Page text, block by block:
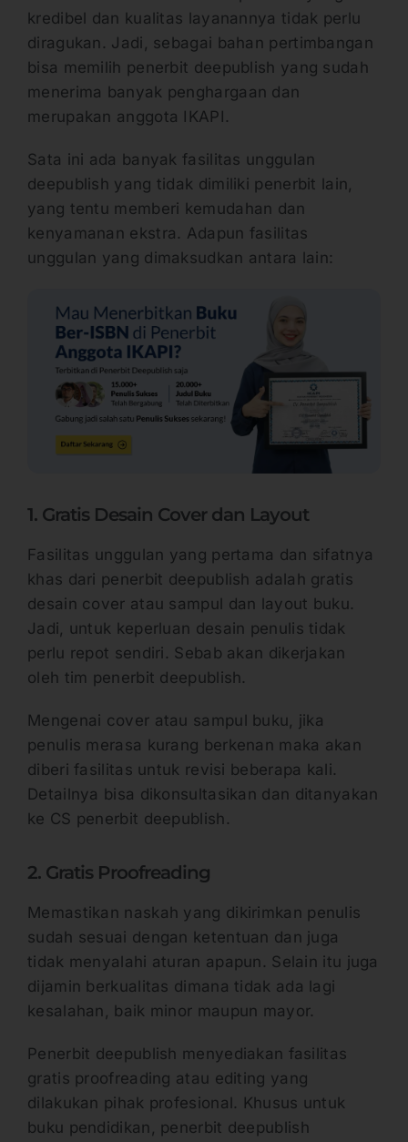
kredibel dan kualitas layanannya tidak perlu
diragukan. Jadi, sebagai bahan pertimbangan
bisa memilih penerbit deepublish yang sudah
menerima banyak penghargaan dan
merupakan anggota IKAPI.
Sata ini ada banyak fasilitas unggulan
deepublish yang tidak dimiliki penerbit lain,
yang tentu memberi kemudahan dan
kenyamanan ekstra. Adapun fasilitas
unggulan yang dimaksudkan antara lain:
1. Gratis Desain Cover dan Layout
Fasilitas unggulan yang pertama dan sifatnya
khas dari penerbit deepublish adalah gratis
desain cover atau sampul dan layout buku.
Jadi, untuk keperluan desain penulis tidak
perlu repot sendiri. Sebab akan dikerjakan
oleh tim penerbit deepublish.
Mengenai cover atau sampul buku, jika
penulis merasa kurang berkenan maka akan
diberi fasilitas untuk revisi beberapa kali.
Detailnya bisa dikonsultasikan dan ditanyakan
ke CS penerbit deepublish.
2. Gratis Proofreading
Memastikan naskah yang dikirimkan penulis
sudah sesuai dengan ketentuan dan juga
tidak menyalahi aturan apapun. Selain itu juga
dijamin berkualitas dimana tidak ada lagi
kesalahan, baik minor maupun mayor.
Penerbit deepublish menyediakan fasilitas
gratis proofreading atau editing yang
dilakukan pihak profesional. Khusus untuk
buku pendidikan, penerbit deepublish